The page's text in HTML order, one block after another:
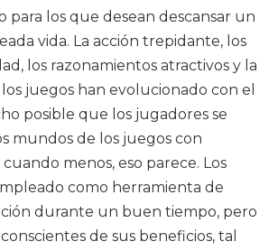
los que desean descansar un
vida. La acción trepidante, los
los razonamientos atractivos y la
juegos han evolucionado con el
posible que los jugadores se
mundos de los juegos con
menos, eso parece. Los
como herramienta de
durante un buen tiempo, pero
de sus beneficios, tal